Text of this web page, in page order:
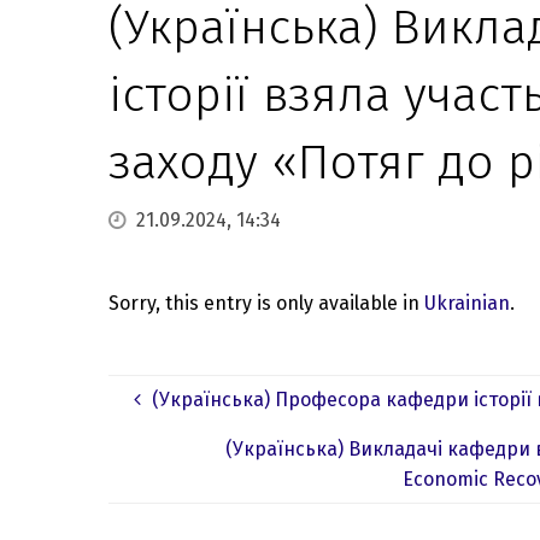
(Українська)
історії взяла
заходу «Потяг до
21.09.2024, 14:34
Sorry, this entry is only available in Ukrainian.
(Українська) Професора кафедри
(Українська) Викладачі
Economic